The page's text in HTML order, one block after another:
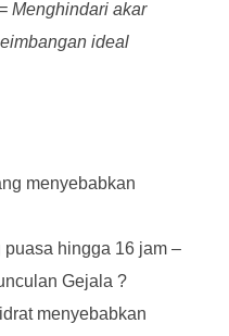
Menghindari akar
ideal
menyebabkan
hingga 16 jam –
Gejala ?
menyebabkan